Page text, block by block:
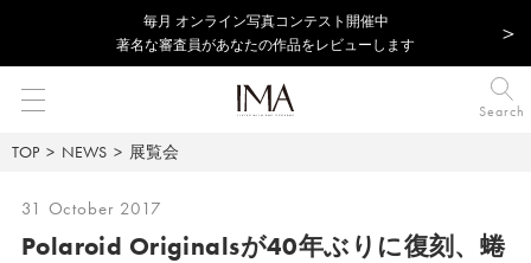
毎⽉ オンライン写真コンテスト開催中
著名な審査員があなたの作品をレビューします
Search
TOP NEWS 展覧会
31 October 2017
Polaroid Originalsが40年ぶりに復刻、 蜷